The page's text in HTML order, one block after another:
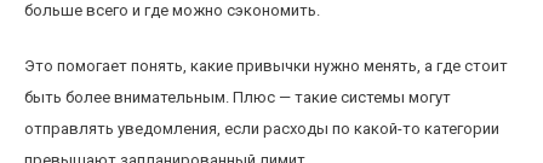
больше всего и где можно сэкономить.
Это помогает понять, какие привычки нужно менять, а где стоит
быть более внимательным. Плюс — такие системы могут
отправлять уведомления, если расходы по какой-то категории